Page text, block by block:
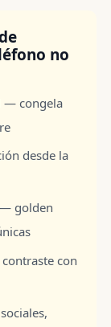
no
— congela
desde la
— golden
con